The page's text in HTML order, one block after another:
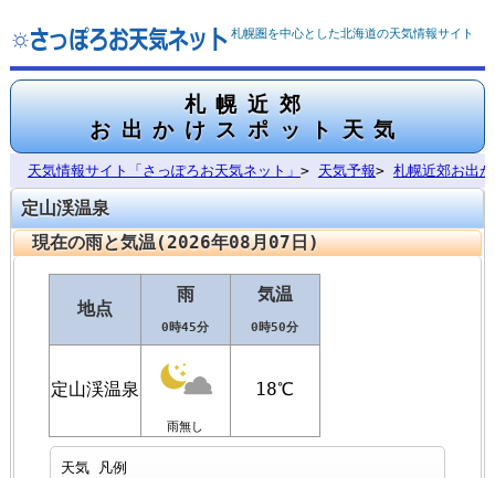
札幌圏を中心とした北海道の天気情報サイト
札幌近郊
お出かけスポット天気
天気情報サイト「さっぽろお天気ネット」 > 天気予報> 札幌近郊お出
定山渓温泉
現在の雨と気温(2026年08月07日)
地点
雨
0時45分
気温
0時50分
定山渓温泉
雨無し
18℃
天気 凡例